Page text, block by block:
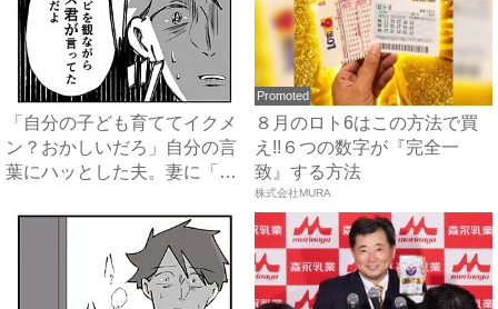
「自分の子ども育ててイクメ
ン？おかしいだろ」自分の言
葉にハッとした夫。妻に「違
Promoted
８月のロト6はこの方法で買
え!!６つの数字が『完全一
致』する方法
株式会社MURA